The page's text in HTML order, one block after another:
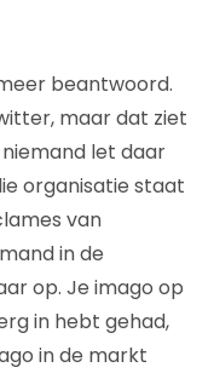
beantwoord.
maar dat ziet
let daar
organisatie staat
van
in de
op. Je imago op
in hebt gehad,
in de markt